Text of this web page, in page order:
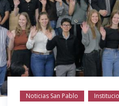
Noticias San Pablo